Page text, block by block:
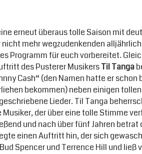
erneut überaus tolle Saison mit
mehr wegzudenkenden
Programm für euch vorbereitet.
des Pusterer MusikersTil Tanga
Cash“ (den Namen hatte er
bekommen) neben einigen
Lieder. Til Tanga
der über eine tolle Stimme
und nach über fünf Jahren
einen Auftritt hin, der sich
Spencer und Terrence Hill und ließ